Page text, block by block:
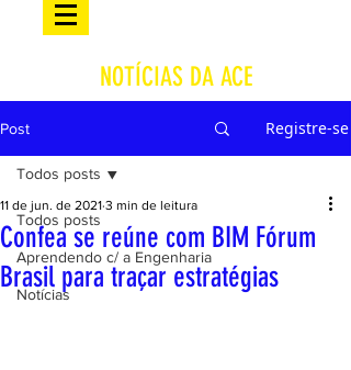
NOTÍCIAS DA ACE
Post Registre-se
Todos posts
Aprendendo c/ a Engenharia
Notícias
Todos posts
Confea se reúne com BIM Fórum
Brasil para traçar estratégias
11 de jun. de 2021 3 min de leitura